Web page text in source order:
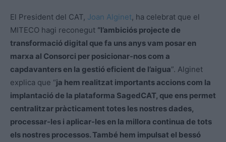
El President del CAT, Joan Alginet, ha celebrat que el
MITECO hagi reconegut “l’ambiciós projecte de
transformació digital que fa uns anys vam posar en
marxa al Consorci per posicionar-nos com a
capdavanters en la gestió eficient de l’aigua”. Alginet
explica que “ja hem realitzat importants accions com la
implantació de la plataforma SagedCAT, que ens permet
centralitzar pràcticament totes les nostres dades,
processar-les i aplicar-les en la millora continua de tots
els nostres processos. També hem impulsat el bessó